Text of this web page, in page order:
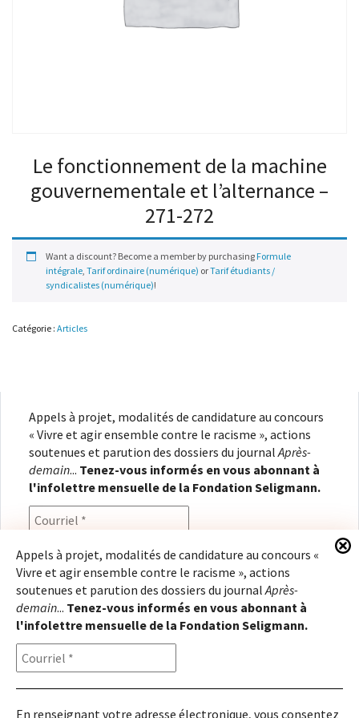
Le fonctionnement de la machine
gouvernementale et l’alternance –
271-272
Want a discount? Become a member by purchasing Formule
intégrale, Tarif ordinaire (numérique) orTarif étudiants /
syndicalistes (numérique)!
Catégorie : Articles
Appels à projet, modalités de candidature au concours
« Vivre et agir ensemble contre le racisme », actions
soutenues et parution des dossiers du journalAprès-
demain... Tenez-vous informés en vous abonnant à
l'infolettre mensuelle de la Fondation Seligmann.
En renseignant votre adresse électronique, vous
consentez à recevoir l'infolettre de la Fondation
Seligmann, conformément à notrepolitique de
confidentialité. Il vous sera possible de vous
désabonner à tout moment.
Appels à projet, modalités de candidature au concours «
Vivre et agir ensemble contre le racisme », actions
soutenues et parution des dossiers du journalAprès-
demain... Tenez-vous informés en vous abonnant à
l'infolettre mensuelle de la Fondation Seligmann.
En renseignant votre adresse électronique, vous consentez